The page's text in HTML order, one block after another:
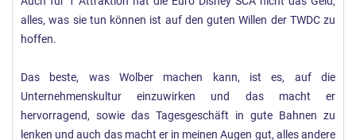
alles, was sie tun können ist auf den guten Willen der TWDC zu
hoffen.
Das beste, was Wolber machen kann, ist es, auf die
Unternehmenskultur einzuwirken und das macht er
hervorragend, sowie das Tagesgeschäft in gute Bahnen zu
lenken und auch das macht er in meinen Augen gut, alles andere